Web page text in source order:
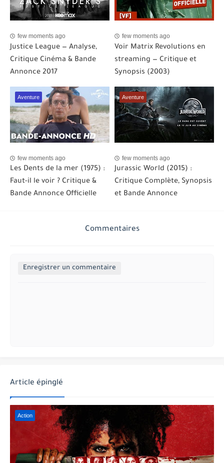
few moments ago
Justice League — Analyse,
Critique Cinéma & Bande
Annonce 2017
few moments ago
Voir Matrix Revolutions en
streaming — Critique et
Synopsis (2003)
Aventure
few moments ago
Les Dents de la mer (1975) :
Faut-il le voir ? Critique &
Bande Annonce Officielle
Aventure
few moments ago
Jurassic World (2015) :
Critique Complète, Synopsis
et Bande Annonce
Commentaires
Enregistrer un commentaire
Article épinglé
Action